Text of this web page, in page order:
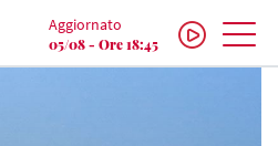
Aggiornato
05/08 - Ore 18:45